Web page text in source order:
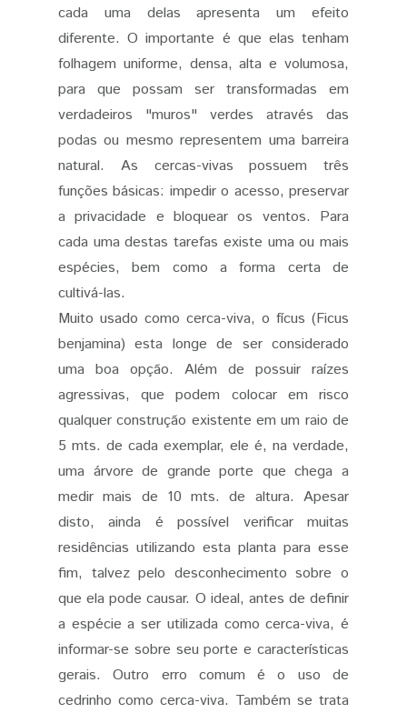
cada uma delas apresenta um efeito
diferente. O importante é que elas tenham
folhagem uniforme, densa, alta e volumosa,
para que possam ser transformadas em
verdadeiros "muros" verdes através das
podas ou mesmo representem uma barreira
natural. As cercas-vivas possuem três
funções básicas: impedir o acesso, preservar
a privacidade e bloquear os ventos. Para
cada uma destas tarefas existe uma ou mais
espécies, bem como a forma certa de
cultivá-las.
Muito usado como cerca-viva, o fícus (Ficus
benjamina) esta longe de ser considerado
uma boa opção. Além de possuir raízes
agressivas, que podem colocar em risco
qualquer construção existente em um raio de
5 mts. de cada exemplar, ele é, na verdade,
uma árvore de grande porte que chega a
medir mais de 10 mts. de altura. Apesar
disto, ainda é possível verificar muitas
residências utilizando esta planta para esse
fim, talvez pelo desconhecimento sobre o
que ela pode causar. O ideal, antes de definir
a espécie a ser utilizada como cerca-viva, é
informar-se sobre seu porte e características
gerais. Outro erro comum é o uso de
cedrinho como cerca-viva. Também se trata